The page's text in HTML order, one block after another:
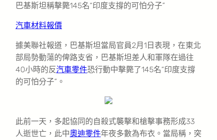
巴基斯坦稱擊斃145名“印度支撐的可怕分子”
汽車材料報價
據美聯社報道，巴基斯坦當局官員2月1日表現，在東北
部局勢動蕩的俾路支省，巴基斯坦差人和軍隊在過往
40小時的反汽車零件恐行動中擊斃了145名“印度支撐
的可怕分子”。
此前一天，多起協同的自殺式襲擊和槍擊事務形成33
人逝世亡，此中奧迪零件年夜多數為布衣。當局稱，突